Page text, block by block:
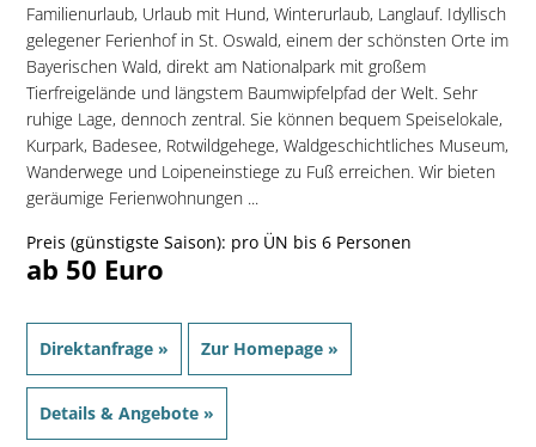
Familienurlaub, Urlaub mit Hund, Winterurlaub, Langlauf. Idyllisch
gelegener Ferienhof in St. Oswald, einem der schönsten Orte im
Bayerischen Wald, direkt am Nationalpark mit großem
Tierfreigelände und längstem Baumwipfelpfad der Welt. Sehr
ruhige Lage, dennoch zentral. Sie können bequem Speiselokale,
Kurpark, Badesee, Rotwildgehege, Waldgeschichtliches Museum,
Wanderwege und Loipeneinstiege zu Fuß erreichen. Wir bieten
geräumige Ferienwohnungen ...
Preis (günstigste Saison): pro ÜN bis 6 Personen
ab 50 Euro
Direktanfrage » Zur Homepage »
Details & Angebote »